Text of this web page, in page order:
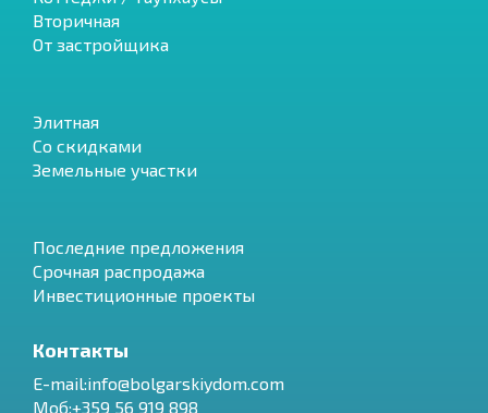
Вторичная
От застройщика
Элитная
Со скидками
Земельные участки
Последние предложения
Срочная распродажа
Инвестиционные проекты
Контакты
E-mail:info@bolgarskiydom.com
Моб:+359 56 919 898